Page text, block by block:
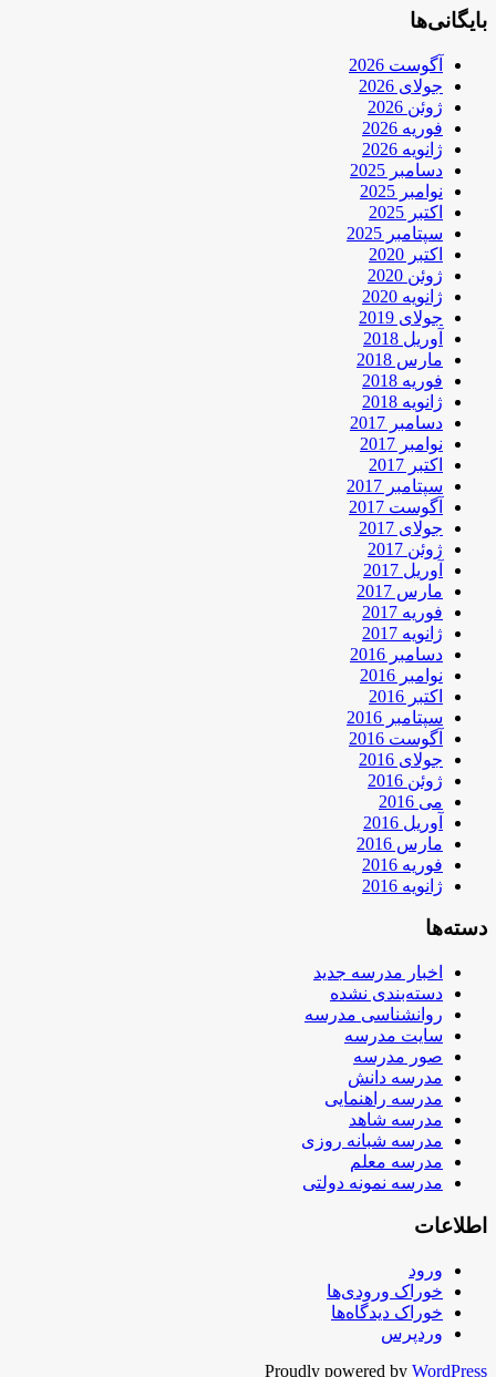
بایگانی‌ها
آگوست 2026
جولای 2026
ژوئن 2026
فوریه 2026
ژانویه 2026
دسامبر 2025
نوامبر 2025
اکتبر 2025
سپتامبر 2025
اکتبر 2020
ژوئن 2020
ژانویه 2020
جولای 2019
آوریل 2018
مارس 2018
فوریه 2018
ژانویه 2018
دسامبر 2017
نوامبر 2017
اکتبر 2017
سپتامبر 2017
آگوست 2017
جولای 2017
ژوئن 2017
آوریل 2017
مارس 2017
فوریه 2017
ژانویه 2017
دسامبر 2016
نوامبر 2016
اکتبر 2016
سپتامبر 2016
آگوست 2016
جولای 2016
ژوئن 2016
می 2016
آوریل 2016
مارس 2016
فوریه 2016
ژانویه 2016
دسته‌ها
اخبار مدرسه جدید
دسته‌بندی نشده
روانشناسی مدرسه
سایت مدرسه
صور مدرسه
مدرسه دانش
مدرسه راهنمایی
مدرسه شاهد
مدرسه شبانه روزی
مدرسه معلم
مدرسه نمونه دولتی
اطلاعات
ورود
خوراک ورودی‌ها
خوراک دیدگاه‌ها
وردپرس
Proudly powered by WordPress